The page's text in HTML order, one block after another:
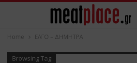
Home ΕΛΓΟ – ΔΗΜΗΤΡΑ
Browsing Tag